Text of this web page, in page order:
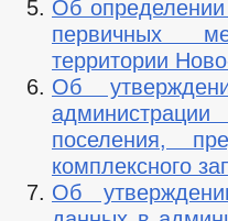
Об
первичных
территории
Об
поселения,
комплексного
Об